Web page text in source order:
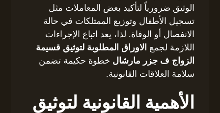
الوثيق ضرورياً لتأكيد بعض المعاملات مثل
تسجيل الأطفال وتوزيع الممتلكات في حالة
الانفصال أو الوفاة. لذا، يعد اتباع الإجراءات
اللازمة لجمع الاوراق المطلوبة لتوثيق قسيمة
الزواج ف جزر مارشال خطوة حكيمة تضمن
سلامة العلاقات القانونية.
الأهمية القانونية لتوثيق